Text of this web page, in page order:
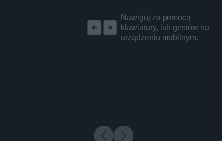
Nawiguj za pomocą
klawiatury, lub gestów na
urządzeniu mobilnym.